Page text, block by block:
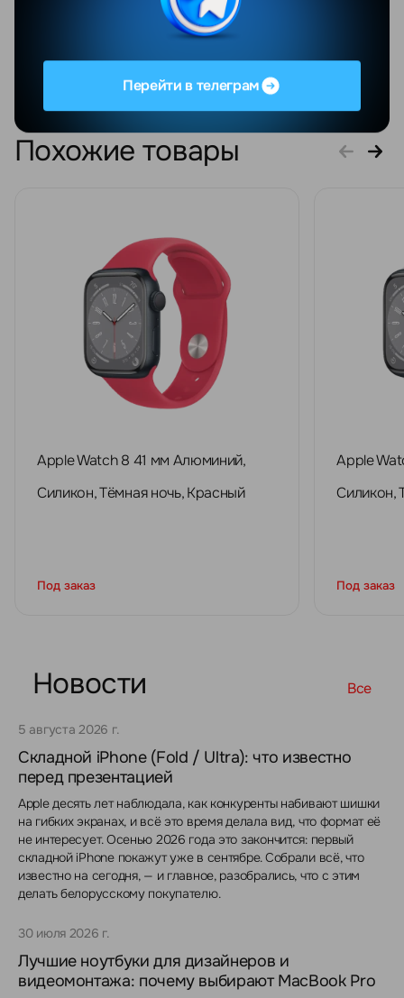
профессионалы своего
Похожие товары
Apple Watch 8 41 мм Алюминий,
Силикон, Тёмная ночь, Красный
Под заказ
Apple
Силикон,
Под заказ
Новости Все
5 августа 2026 г.
Складной iPhone (Fold / Ultra): что известно
перед презентацией
Apple десять лет наблюдала, как конкуренты набивают шишки
на гибких экранах, и всё это время делала вид, что формат её
не интересует. Осенью 2026 года это закончится: первый
складной iPhone покажут уже в сентябре. Собрали всё, что
известно на сегодня, — и главное, разобрались, что с этим
делать белорусскому покупателю.
30 июля 2026 г.
Лучшие ноутбуки для дизайнеров и
видеомонтажа: почему выбирают MacBook Pro
Перейти в телеграм